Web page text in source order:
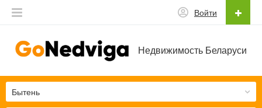
Недвижимость Беларуси
Войти
Бытень